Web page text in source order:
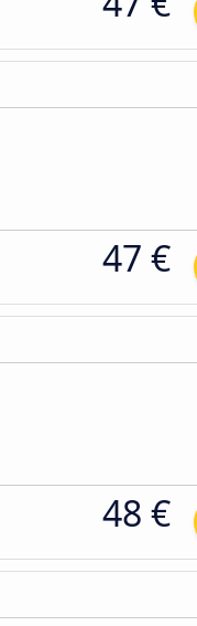
47 €
48 €